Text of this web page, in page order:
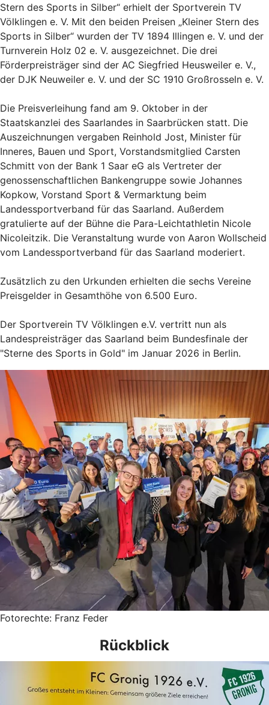
Stern des Sports in Silber“ erhielt der Sportverein TV
Völklingen e. V. Mit den beiden Preisen „Kleiner Stern des
Sports in Silber“ wurden der TV 1894 Illingen e. V. und der
Turnverein Holz 02 e. V. ausgezeichnet. Die drei
Förderpreisträger sind der AC Siegfried Heusweiler e. V.,
der DJK Neuweiler e. V. und der SC 1910 Großrosseln e. V.
Die Preisverleihung fand am 9. Oktober in der
Staatskanzlei des Saarlandes in Saarbrücken statt. Die
Auszeichnungen vergaben Reinhold Jost, Minister für
Inneres, Bauen und Sport, Vorstandsmitglied Carsten
Schmitt von der Bank 1 Saar eG als Vertreter der
genossenschaftlichen Bankengruppe sowie Johannes
Kopkow, Vorstand Sport & Vermarktung beim
Landessportverband für das Saarland. Außerdem
gratulierte auf der Bühne die Para-Leichtathletin Nicole
Nicoleitzik. Die Veranstaltung wurde von Aaron Wollscheid
vom Landessportverband für das Saarland moderiert.
Zusätzlich zu den Urkunden erhielten die sechs Vereine
Preisgelder in Gesamthöhe von 6.500 Euro.
Der Sportverein TV Völklingen e.V. vertritt nun als
Landespreisträger das Saarland beim Bundesfinale der
"Sterne des Sports in Gold" im Januar 2026 in Berlin.
Fotorechte: Franz Feder
Rückblick